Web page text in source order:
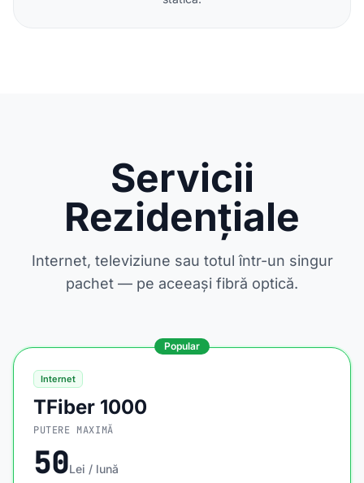
Servicii
Rezidențiale
Internet, televiziune sau totul într-un singur
pachet — pe aceeași fibră optică.
Popular
Internet
TFiber 1000
PUTERE MAXIMĂ
50Lei / lună